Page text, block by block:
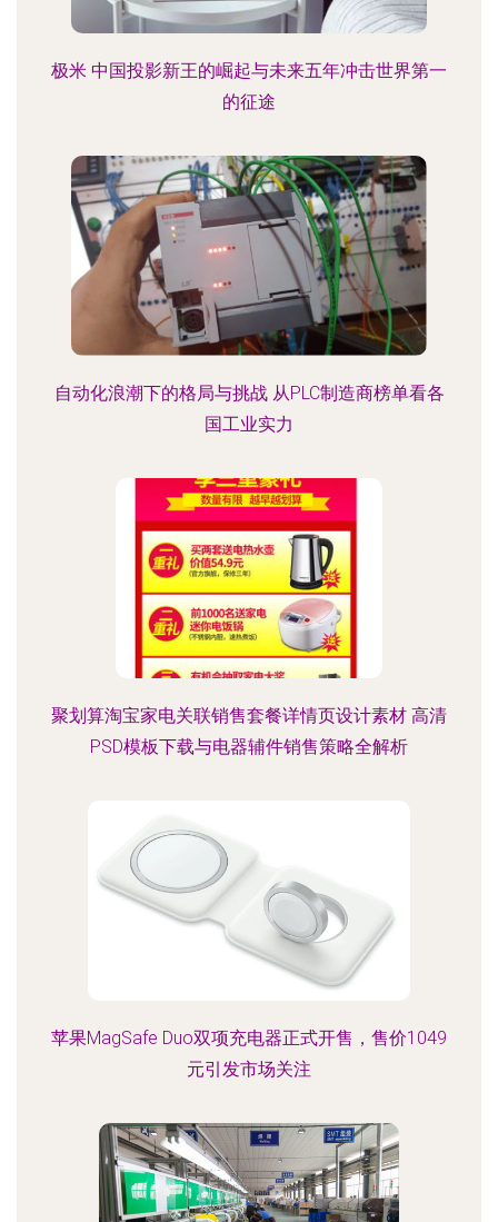
极米 中国投影新王的崛起与未来五年冲击世界第一
的征途
自动化浪潮下的格局与挑战 从PLC制造商榜单看各
国工业实力
聚划算淘宝家电关联销售套餐详情页设计素材 高清
PSD模板下载与电器辅件销售策略全解析
苹果MagSafe Duo双项充电器正式开售，售价1049
元引发市场关注